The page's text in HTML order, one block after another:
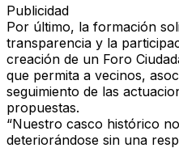
Publicidad
Por último, la formación
transparencia y la
creación de un Foro
que permita a vecinos,
seguimiento de las
propuestas.
“Nuestro casco histórico
deteriorándose sin una